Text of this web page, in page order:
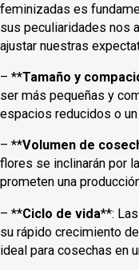
feminizadas es
sus peculiaridades nos
ajustar nuestras
– **Tamaño y
ser más pequeñas y
espacios reducidos o
– **Volumen de
flores se inclinarán por
prometen una
– **Ciclo de vida**:
su rápido crecimiento
ideal para cosechas en